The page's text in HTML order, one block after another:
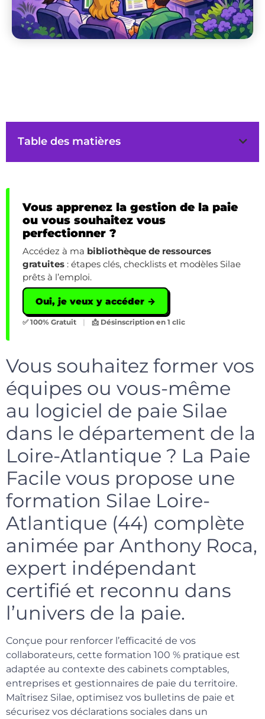
Table des matières
Vous apprenez la gestion de la paie
ou vous souhaitez vous
perfectionner ?
Accédez à ma bibliothèque de ressources
gratuites : étapes clés, checklists et modèles Silae
prêts à l’emploi.
Oui, je veux y accéder →
✅ 100% Gratuit | 📩 Désinscription en 1 clic
Vous souhaitez former vos
équipes ou vous-même
au logiciel de paie Silae
dans le département de la
Loire-Atlantique ? La Paie
Facile vous propose une
formation Silae Loire-
Atlantique (44) complète
animée par Anthony Roca,
expert indépendant
certifié et reconnu dans
l’univers de la paie.
Conçue pour renforcer l’efficacité de vos
collaborateurs, cette formation 100 % pratique est
adaptée au contexte des cabinets comptables,
entreprises et gestionnaires de paie du territoire.
Maîtrisez Silae, optimisez vos bulletins de paie et
sécurisez vos déclarations sociales dans un